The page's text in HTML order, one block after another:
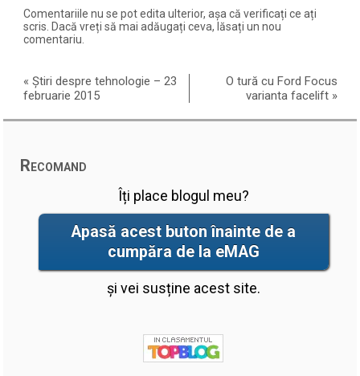
Comentariile nu se pot edita ulterior, așa că verificați ce ați
scris. Dacă vreți să mai adăugați ceva, lăsați un nou
comentariu.
«Știri despre tehnologie – 23
februarie 2015
O tură cu Ford Focus
varianta facelift »
Recomand
Îți place blogul meu?
Apasă acest buton înainte de a
cumpăra de la eMAG
și vei susține acest site.